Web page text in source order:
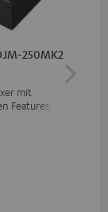
250MK2
mit
Features,